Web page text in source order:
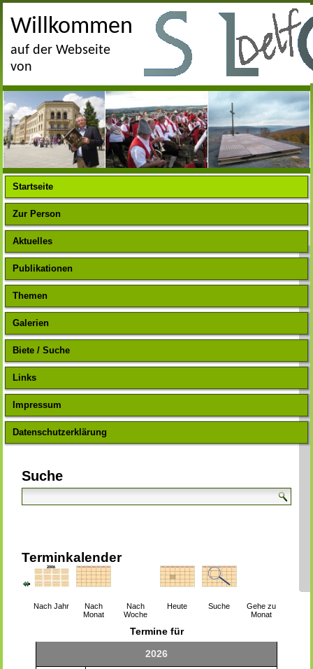
Willkommen
auf der Webseite
von
Startseite
Zur Person
Aktuelles
Publikationen
Themen
Galerien
Biete / Suche
Links
Impressum
Datenschutzerklärung
Suche
Terminkalender
Nach Jahr
Nach
Monat
Nach
Woche
Heute Suche
Gehe zu
Monat
Termine für
2026